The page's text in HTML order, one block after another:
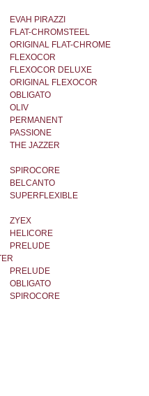
EVAH PIRAZZI
FLAT-CHROMSTEEL
ORIGINAL FLAT-CHROME
FLEXOCOR
FLEXOCOR DELUXE
ORIGINAL FLEXOCOR
OBLIGATO
OLIV
PERMANENT
PASSIONE
THE JAZZER
SPIROCORE
BELCANTO
SUPERFLEXIBLE
ZYEX
HELICORE
PRELUDE
PRELUDE
OBLIGATO
SPIROCORE